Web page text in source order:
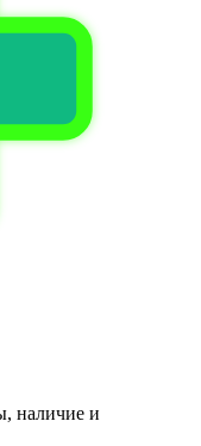
наличие и